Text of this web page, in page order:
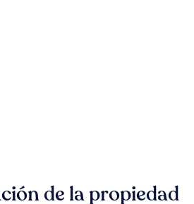
de la propiedad